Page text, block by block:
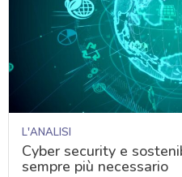
L'ANALISI
Cyber security e
sempre più necessario